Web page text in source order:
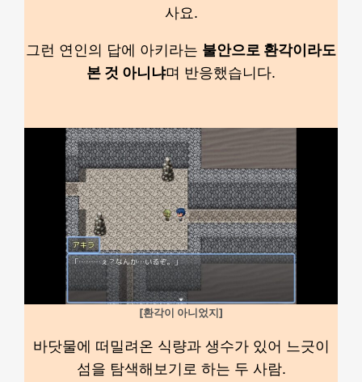
사요.
그런 연인의 답에 아키라는 불안으로 환각이라도
본 것 아니냐며 반응했습니다.
[환각이 아니었지]
바닷물에 떠밀려온 식량과 생수가 있어 느긋이
섬을 탐색해보기로 하는 두 사람.